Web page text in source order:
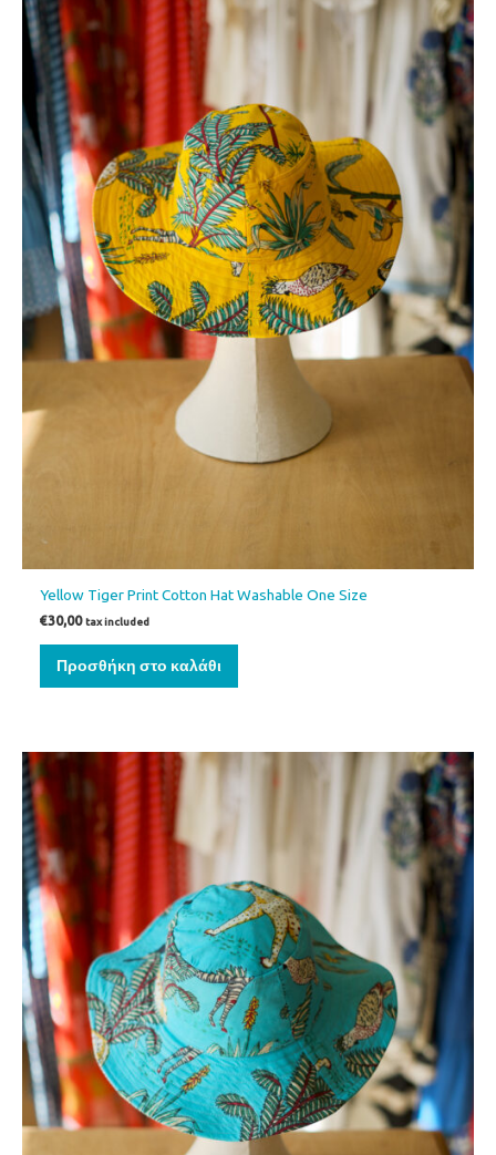
Yellow Tiger Print Cotton Hat Washable One Size
€30,00 tax included
Προσθήκη στο καλάθι